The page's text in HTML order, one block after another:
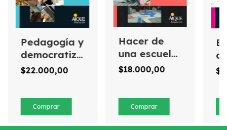
Pedagogía y
democratización
de la
$22.000,00
Hacer de
una escuela,
una buena
$18.000,00